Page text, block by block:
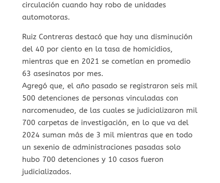
circulación cuando hay robo de unidades
automotoras.
Ruiz Contreras destacó que hay una disminución
del 40 por ciento en la tasa de homicidios,
mientras que en 2021 se cometían en promedio
63 asesinatos por mes.
Agregó que, el año pasado se registraron seis mil
500 detenciones de personas vinculadas con
narcomenudeo, de las cuales se judicializaron mil
700 carpetas de investigación, en lo que va del
2024 suman más de 3 mil mientras que en todo
un sexenio de administraciones pasadas solo
hubo 700 detenciones y 10 casos fueron
judicializados.